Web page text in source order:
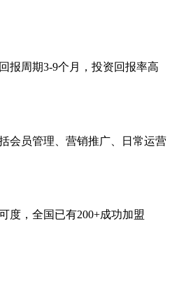
报周期3-9个月，投资回报率高
会员管理、营销推广、日常运营
度，全国已有200+成功加盟